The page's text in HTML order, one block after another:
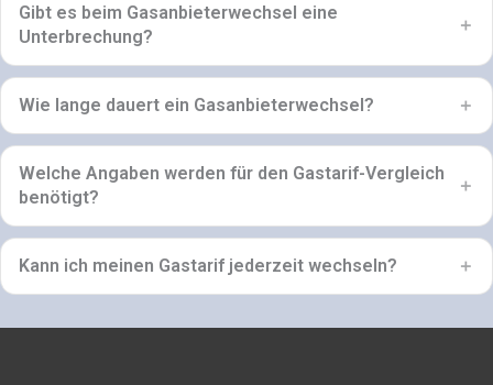
Gibt es beim Gasanbieterwechsel eine
Unterbrechung?
Wie lange dauert ein Gasanbieterwechsel?
Welche Angaben werden für den Gastarif-Vergleich
benötigt?
Kann ich meinen Gastarif jederzeit wechseln?